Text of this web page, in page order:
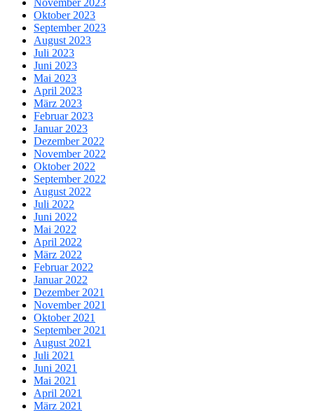
Oktober 2023
September 2023
August 2023
Juli 2023
Juni 2023
Mai 2023
April 2023
März 2023
Februar 2023
Januar 2023
Dezember 2022
November 2022
Oktober 2022
September 2022
August 2022
Juli 2022
Juni 2022
Mai 2022
April 2022
März 2022
Februar 2022
Januar 2022
Dezember 2021
November 2021
Oktober 2021
September 2021
August 2021
Juli 2021
Juni 2021
Mai 2021
April 2021
März 2021